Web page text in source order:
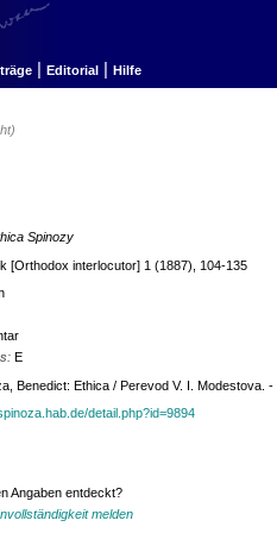
| Editorial | Hilfe
Spinozy
[Orthodox interlocutor] 1 (1887), 104-135
E
Benedict: Ethica / Perevod V. I. Modestova.
detail.php?id=9894
Angaben entdeckt?
melden